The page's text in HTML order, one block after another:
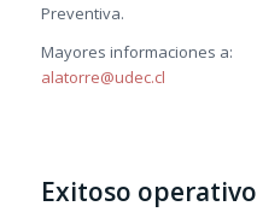
Preventiva.
Mayores informaciones a:
alatorre@udec.cl
Exitoso